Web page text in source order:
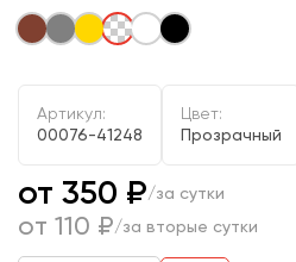
Артикул:
00076-41248
Цвет:
Прозрачный
от 350 ₽/за сутки
от 110 ₽/за вторые сутки